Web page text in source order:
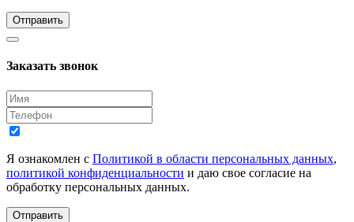
Отправить
Заказать звонок
Я ознакомлен с Политикой в области персональных данных,
политикой конфиденциальности и даю свое согласие на
обработку персональных данных.
Отправить